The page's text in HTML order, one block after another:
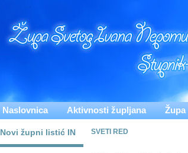
Naslovnica Aktivnosti župljana Župa
Novi župni listić IN SVETI RED